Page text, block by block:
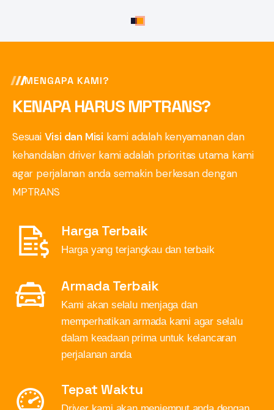
MENGAPA KAMI?
KENAPA HARUSMPTRANS?
Sesuai Visi dan Misi kami adalah kenyamanan dan
kehandalan driver kami adalah prioritas utama kami
agar perjalanan anda semakin berkesan dengan
MPTRANS
Harga Terbaik
Harga yang terjangkau dan terbaik
Armada Terbaik
Kami akan selalu menjaga dan
memperhatikan armada kami agar selalu
dalam keadaan prima untuk kelancaran
perjalanan anda
Tepat Waktu